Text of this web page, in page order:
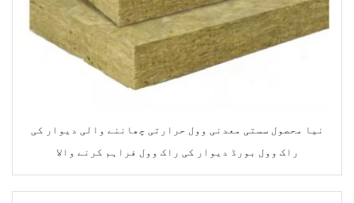
نیا محصول سستی معدنی وول حرارتی چھاننے والی دیوار کی
راک وول بورڈ دیوار کی راک وول فراہم کرنے والا